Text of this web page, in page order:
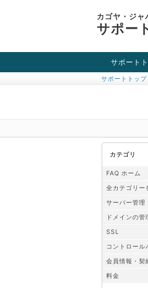
カゴヤ・ジャ
サポー
サポート
お役立ち情報
チュートリアル
障害・メンテ
サポートトップ
カテゴリ
FAQ ホーム
全カテゴリー
サーバー管理
ドメインの管
SSL
コントロール
会員情報・契
料金